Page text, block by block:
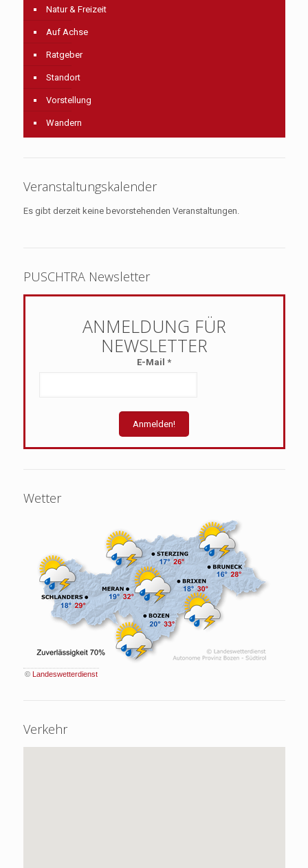
Natur & Freizeit
Auf Achse
Ratgeber
Standort
Vorstellung
Wandern
Veranstaltungskalender
Es gibt derzeit keine bevorstehenden Veranstaltungen.
PUSCHTRA Newsletter
E-Mail *
Wetter
© Landeswetterdienst
Verkehr